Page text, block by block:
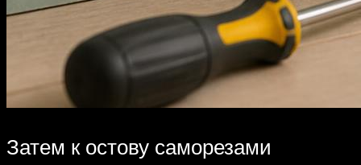
Затем к остову саморезами